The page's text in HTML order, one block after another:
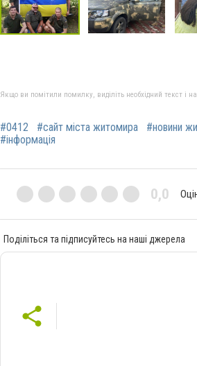
Якщо ви помітили помилку, виділіть необхідний текст і
#0412 #сайт міста житомира #новини
#інформація
0,0
Поділіться та підписуйтесь на наші джерела